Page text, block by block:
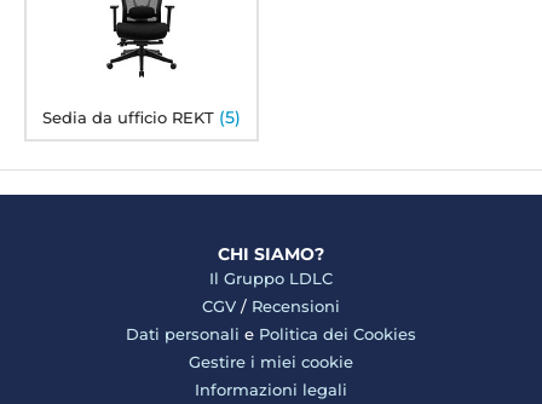
Sedia da ufficio REKT (5)
CHI SIAMO?
Il Gruppo LDLC
CGV / Recensioni
Dati personali e Politica dei Cookies
Gestire i miei cookie
Informazioni legali